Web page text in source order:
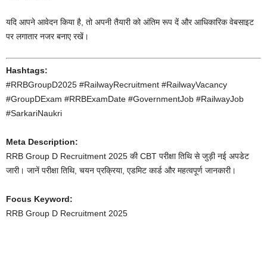
यदि आपने आवेदन किया है, तो अपनी तैयारी को अंतिम रूप दें और आधिकारिक वेबसाइट
पर लगातार नजर बनाए रखें।
Hashtags:
#RRBGroupD2025 #RailwayRecruitment #RailwayVacancy
#GroupDExam #RRBExamDate #GovernmentJob #RailwayJob
#SarkariNaukri
Meta Description:
RRB Group D Recruitment 2025 की CBT परीक्षा तिथि से जुड़ी नई अपडेट
जारी। जानें परीक्षा तिथि, चयन प्रक्रिया, एडमिट कार्ड और महत्वपूर्ण जानकारी।
Focus Keyword:
RRB Group D Recruitment 2025